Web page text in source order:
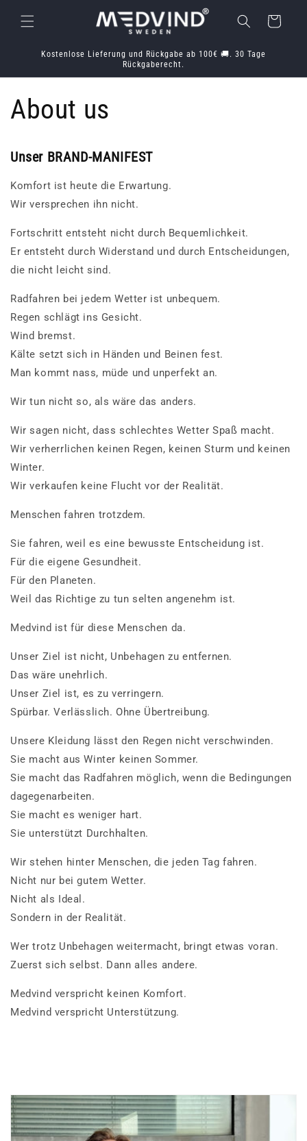
zum
Inhalt
Warenkorb
Kostenlose Lieferung und Rückgabe ab 100€ 🚚. 30 Tage
Rückgaberecht.
About us
Unser BRAND-MANIFEST
Komfort ist heute die Erwartung.
Wir versprechen ihn nicht.
Fortschritt entsteht nicht durch Bequemlichkeit.
Er entsteht durch Widerstand und durch Entscheidungen,
die nicht leicht sind.
Radfahren bei jedem Wetter ist unbequem.
Regen schlägt ins Gesicht.
Wind bremst.
Kälte setzt sich in Händen und Beinen fest.
Man kommt nass, müde und unperfekt an.
Wir tun nicht so, als wäre das anders.
Wir sagen nicht, dass schlechtes Wetter Spaß macht.
Wir verherrlichen keinen Regen, keinen Sturm und keinen
Winter.
Wir verkaufen keine Flucht vor der Realität.
Menschen fahren trotzdem.
Sie fahren, weil es eine bewusste Entscheidung ist.
Für die eigene Gesundheit.
Für den Planeten.
Weil das Richtige zu tun selten angenehm ist.
Medvind ist für diese Menschen da.
Unser Ziel ist nicht, Unbehagen zu entfernen.
Das wäre unehrlich.
Unser Ziel ist, es zu verringern.
Spürbar. Verlässlich. Ohne Übertreibung.
Unsere Kleidung lässt den Regen nicht verschwinden.
Sie macht aus Winter keinen Sommer.
Sie macht das Radfahren möglich, wenn die Bedingungen
dagegenarbeiten.
Sie macht es weniger hart.
Sie unterstützt Durchhalten.
Wir stehen hinter Menschen, die jeden Tag fahren.
Nicht nur bei gutem Wetter.
Nicht als Ideal.
Sondern in der Realität.
Wer trotz Unbehagen weitermacht, bringt etwas voran.
Zuerst sich selbst. Dann alles andere.
Medvind verspricht keinen Komfort.
Medvind verspricht Unterstützung.